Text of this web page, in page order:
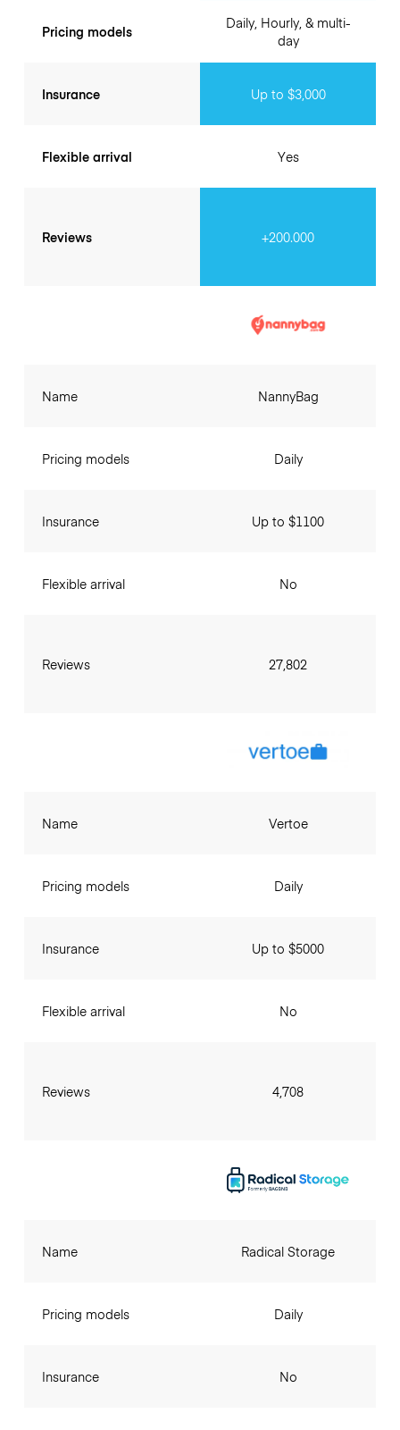
Pricing models
Insurance
Flexible arrival
Reviews
Daily, Hourly, & multi-
day
Up to $3,000
Yes
+200.000
Name
Pricing models
Insurance
Flexible arrival
Reviews
NannyBag
Daily
Up to $1100
No
27,802
Name
Pricing models
Insurance
Flexible arrival
Reviews
Vertoe
Daily
Up to $5000
No
4,708
Name
Pricing models
Insurance
Radical Storage
Daily
No